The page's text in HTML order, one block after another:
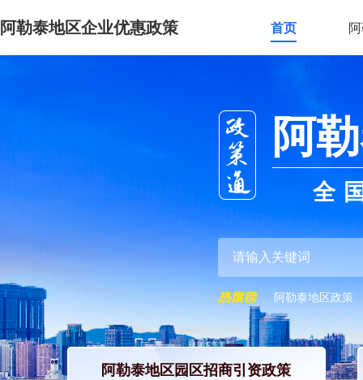
阿勒泰地区企业优惠政策 首页
阿
全
阿勒泰地区政策
阿勒泰地区园区招商引资政策